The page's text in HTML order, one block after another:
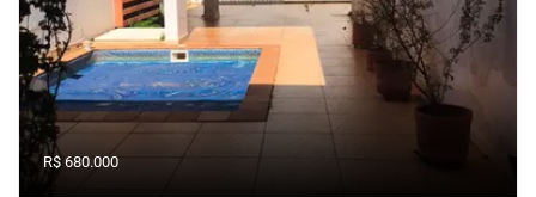
R$ 680.000